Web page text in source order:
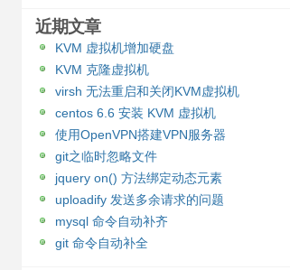
近期文章
KVM 虚拟机增加硬盘
KVM 克隆虚拟机
virsh 无法重启和关闭KVM虚拟机
centos 6.6 安装 KVM 虚拟机
使用OpenVPN搭建VPN服务器
git之临时忽略文件
jquery on() 方法绑定动态元素
uploadify 发送多余请求的问题
mysql 命令自动补齐
git 命令自动补全